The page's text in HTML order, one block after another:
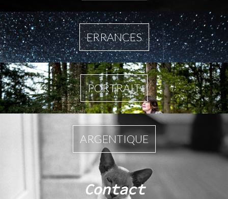
ERRANCES
PORTRAIT
ARGENTIQUE
Contact